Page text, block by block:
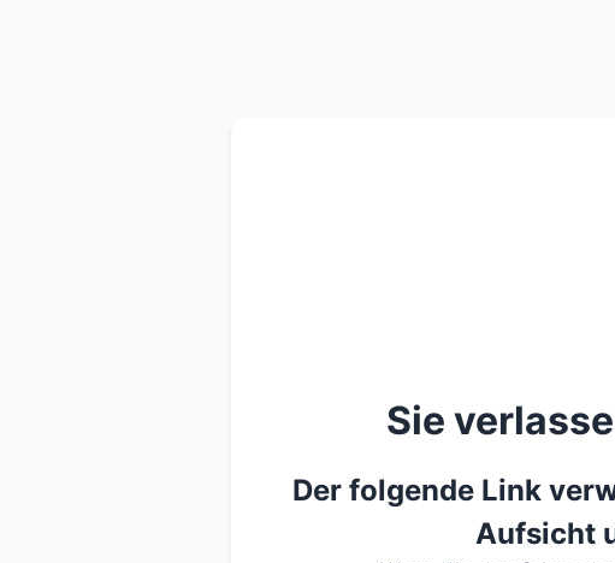
Sie
Der folgende Link
Aufsicht